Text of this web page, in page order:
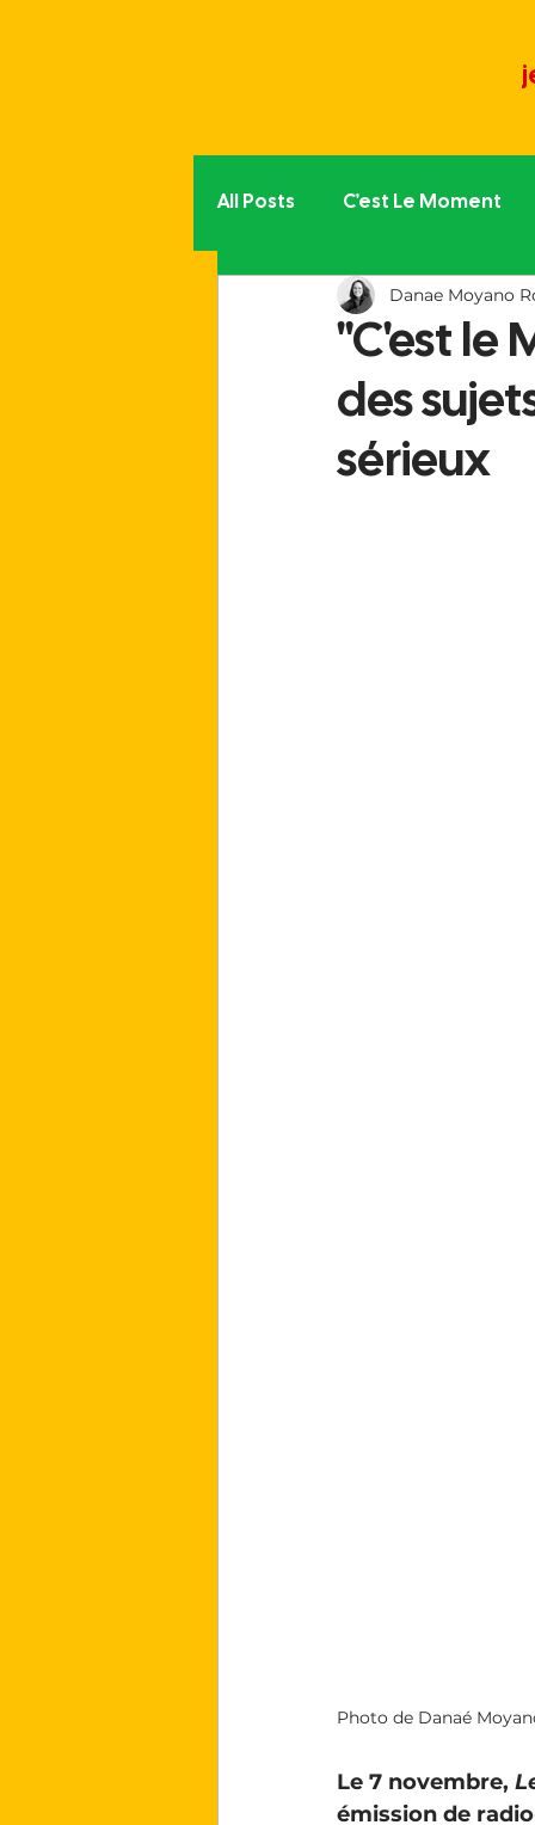
All Posts C'est Le Moment
Politique partout
La vie du Moment
"C'est le
des
sérieux
Danae Moyano
Photo de Danaé
Le 7 novembre,
émission de